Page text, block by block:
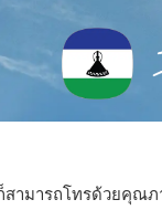
มารถโทรด้วยคุณภา